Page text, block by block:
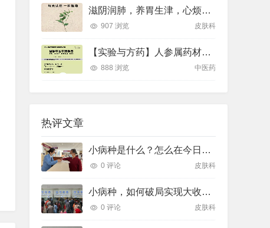
滋阴润肺，养胃生津，心烦口罩，睡眠不好用的一个中药煮水喝就可以
907 浏览 皮肤科
【实验与方药】人参属药材的差示扫描量热法鉴别研究
888 浏览 中医药
热评文章
小病种是什么？怎么在今日头条上投放，推广优势是什么？
0 评论 皮肤科
小病种，如何破局实现大收益？
0 评论 皮肤科